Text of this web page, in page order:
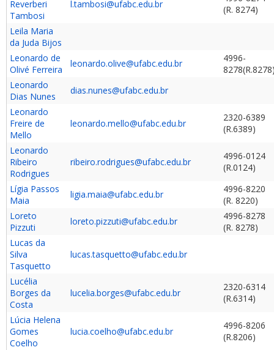
Reverberi
Tambosi
l.tambosi@ufabc.edu.br
(R. 8274)
Leila Maria
da Juda Bijos
Leonardo de
Olivé Ferreira
leonardo.olive@ufabc.edu.br
4996-
Leonardo
Dias Nunes
dias.nunes@ufabc.edu.br
Leonardo
Freire de
Mello
leonardo.mello@ufabc.edu.br
2320-6389
(R.6389)
Leonardo
Ribeiro
Rodrigues
ribeiro.rodrigues@ufabc.edu.br
4996-0124
(R.0124)
Lígia Passos
Maia
ligia.maia@ufabc.edu.br
4996-8220
(R. 8220)
Loreto
Pizzuti
loreto.pizzuti@ufabc.edu.br
4996-8278
(R. 8278)
Lucas da
Silva
Tasquetto
lucas.tasquetto@ufabc.edu.br
Lucélia
Borges da
Costa
lucelia.borges@ufabc.edu.br
2320-6314
(R.6314)
Lúcia Helena
Gomes
Coelho
lucia.coelho@ufabc.edu.br
4996-8206
(R.8206)